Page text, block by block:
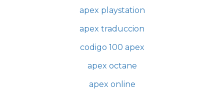
apex playstation
apex traduccion
codigo 100 apex
apex octane
apex online